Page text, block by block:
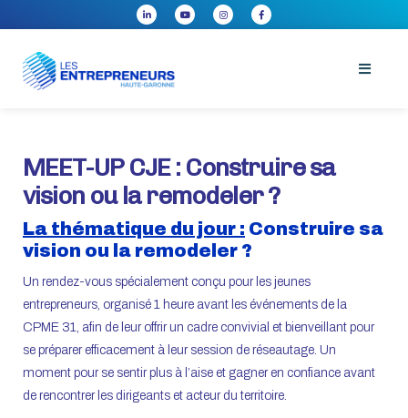
MEET-UP CJE : Construire sa
vision ou la remodeler ?
La thématique du jour : Construire sa
vision ou la remodeler ?
Un rendez-vous spécialement conçu pour les jeunes
entrepreneurs, organisé 1 heure avant les événements de la
CPME 31, afin de leur offrir un cadre convivial et bienveillant pour
se préparer efficacement à leur session de réseautage . Un
moment pour se sentir plus à l’aise et gagner en confiance avant
de rencontrer les dirigeants et acteur du territoire.